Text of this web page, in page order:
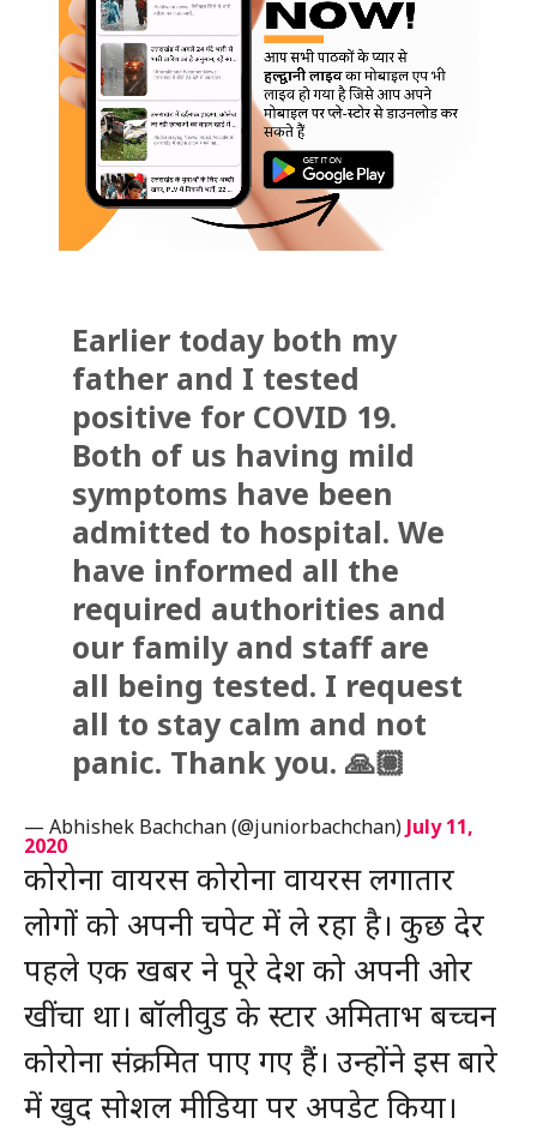
Earlier today both my
father and I tested
positive for COVID 19.
Both of us having mild
symptoms have been
admitted to hospital. We
have informed all the
required authorities and
our family and staff are
all being tested. I request
all to stay calm and not
panic. Thank you. 🙏🏽
— Abhishek Bachchan (@juniorbachchan) July 11,
2020
कोरोना वायरस कोरोना वायरस लगातार
लोगों को अपनी चपेट में ले रहा है। कुछ देर
पहले एक खबर ने पूरे देश को अपनी ओर
खींचा था। बॉलीवुड के स्टार अमिताभ बच्चन
कोरोना संक्रमित पाए गए हैं। उन्होंने इस बारे
में खुद सोशल मीडिया पर अपडेट किया।